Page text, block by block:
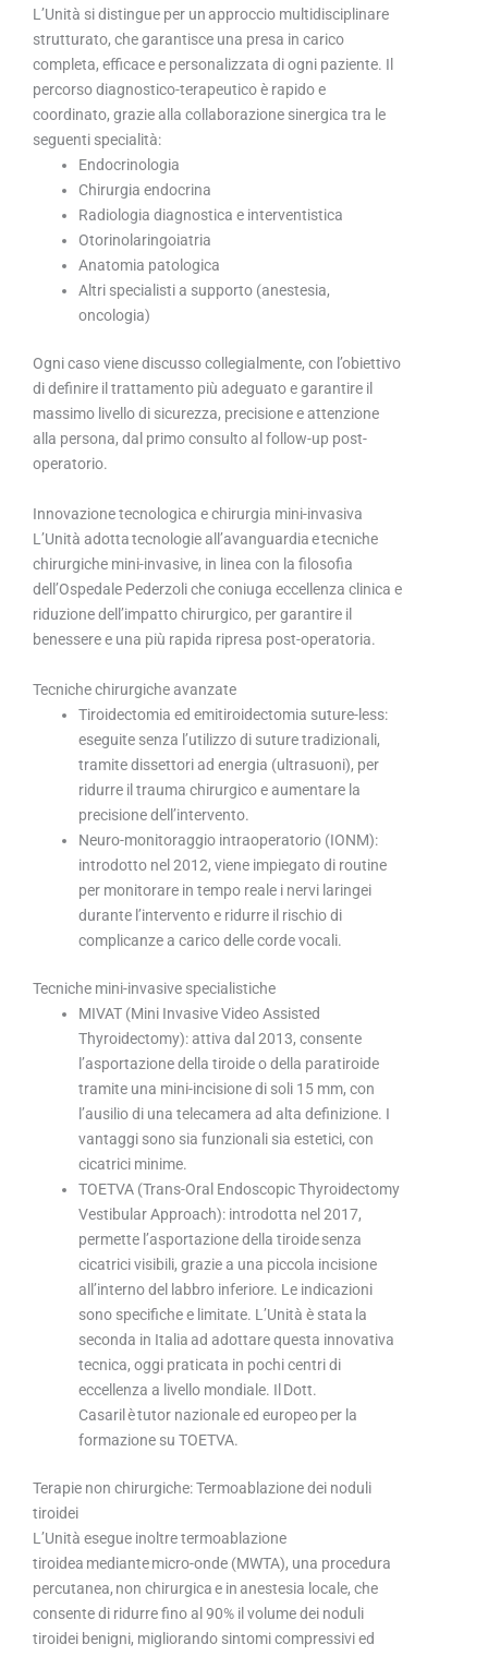
L’Unità si distingue per un approccio multidisciplinare
strutturato, che garantisce una presa in carico
completa, efficace e personalizzata di ogni paziente. Il
percorso diagnostico-terapeutico è rapido e
coordinato, grazie alla collaborazione sinergica tra le
seguenti specialità:
Endocrinologia
Chirurgia endocrina
Radiologia diagnostica e interventistica
Otorinolaringoiatria
Anatomia patologica
Altri specialisti a supporto (anestesia,
oncologia)
Ogni caso viene discusso collegialmente, con l’obiettivo
di definire il trattamento più adeguato e garantire il
massimo livello di sicurezza, precisione e attenzione
alla persona, dal primo consulto al follow-up post-
operatorio.
Innovazione tecnologica e chirurgia mini-invasiva
L’Unità adotta tecnologie all’avanguardia e tecniche
chirurgiche mini-invasive, in linea con la filosofia
dell’Ospedale Pederzoli che coniuga eccellenza clinica e
riduzione dell’impatto chirurgico, per garantire il
benessere e una più rapida ripresa post-operatoria.
Tecniche chirurgiche avanzate
Tiroidectomia ed emitiroidectomia suture-less:
eseguite senza l’utilizzo di suture tradizionali,
tramite dissettori ad energia (ultrasuoni), per
ridurre il trauma chirurgico e aumentare la
precisione dell’intervento.
Neuro-monitoraggio intraoperatorio (IONM):
introdotto nel 2012, viene impiegato di routine
per monitorare in tempo reale i nervi laringei
durante l’intervento e ridurre il rischio di
complicanze a carico delle corde vocali.
Tecniche mini-invasive specialistiche
MIVAT (Mini Invasive Video Assisted
Thyroidectomy): attiva dal 2013, consente
l’asportazione della tiroide o della paratiroide
tramite una mini-incisione di soli 15 mm, con
l’ausilio di una telecamera ad alta definizione. I
vantaggi sono sia funzionali sia estetici, con
cicatrici minime.
TOETVA (Trans-Oral Endoscopic Thyroidectomy
Vestibular Approach): introdotta nel 2017,
permette l’asportazione della tiroide senza
cicatrici visibili, grazie a una piccola incisione
all’interno del labbro inferiore. Le indicazioni
sono specifiche e limitate. L’Unità è stata la
seconda in Italia ad adottare questa innovativa
tecnica, oggi praticata in pochi centri di
eccellenza a livello mondiale. Il Dott.
Casaril è tutor nazionale ed europeo per la
formazione su TOETVA.
Terapie non chirurgiche: Termoablazione dei noduli
tiroidei
L’Unità esegue inoltre termoablazione
tiroidea mediante micro-onde (MWTA), una procedura
percutanea, non chirurgica e in anestesia locale, che
consente di ridurre fino al 90% il volume dei noduli
tiroidei benigni, migliorando sintomi compressivi ed